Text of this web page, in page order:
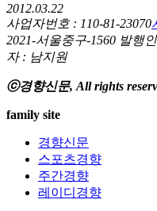
2012.03.22
사업자번호 : 110-81-23070
2021-서울중구-1560 발행
자 : 남지원
ⓒ경향신문, All rights
family site
경향신문
스포츠경향
주간경향
레이디경향